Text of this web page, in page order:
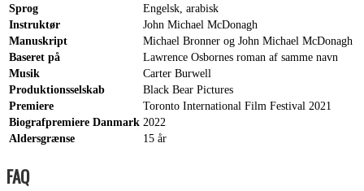
Sprog
Engelsk, arabisk
Instruktør
John Michael McDonagh
Manuskript
Michael Bronner og John Michael McDonagh
Baseret på
Lawrence Osbornes roman af samme navn
Musik
Carter Burwell
Produktionsselskab
Black Bear Pictures
Premiere
Toronto International Film Festival 2021
Biografpremiere Danmark 2022
Aldersgrænse
15 år
FAQ